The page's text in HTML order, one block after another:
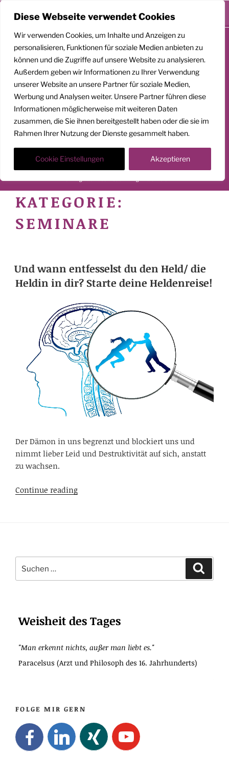
Diese Webseite verwendet Cookies
Wir verwenden Cookies, um Inhalte und Anzeigen zu
personalisieren, Funktionen für soziale Medien anbieten zu
können und die Zugriffe auf unsere Website zu analysieren.
Außerdem geben wir Informationen zu Ihrer Verwendung
unserer Website an unsere Partner für soziale Medien,
Werbung und Analysen weiter. Unsere Partner führen diese
Informationen möglicherweise mit weiteren Daten
zusammen, die Sie ihnen bereitgestellt haben oder die sie im
Rahmen Ihrer Nutzung der Dienste gesammelt haben.
Cookie Einstellungen Akzeptieren
Zum
springen
GEMEINSAM
AUFSTEIGEN
Klarheit. Präsenz. Befreiung.
Transformationscoach | Architekt der Befreiung
Menü
KATEGORIE:
SEMINARE
Und wann entfesselst du den Held/ die
Heldin in dir? Starte deine Heldenreise!
Der Dämon in uns begrenzt und blockiert uns und
nimmt lieber Leid und Destruktivität auf sich, anstatt
zu wachsen.
Continue readingUnd
deine
nach:
Weisheit des Tages
"Man erkennt nichts, außer man liebt es."
Paracelsus (Arzt und Philosoph des 16. Jahrhunderts)
FOLGE MIR GERN